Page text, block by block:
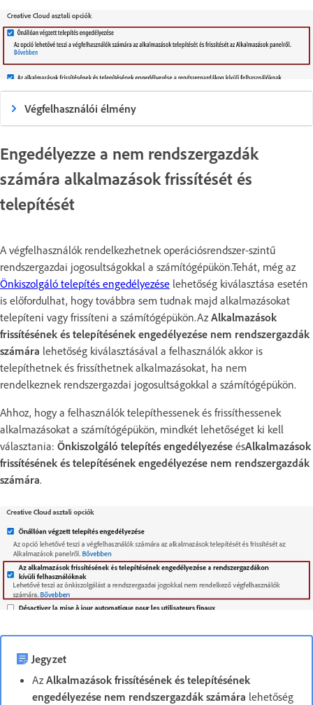
Végfelhasználói élmény
Engedélyezze a nem rendszergazdák
számára alkalmazások frissítését és
telepítését
A végfelhasználók rendelkezhetnek operációsrendszer-szintű
rendszergazdai jogosultságokkal a számítógépükön.Tehát, még az
Önkiszolgáló telepítés engedélyezése lehetőség kiválasztása esetén
is előfordulhat, hogy továbbra sem tudnak majd alkalmazásokat
telepíteni vagy frissíteni a számítógépükön.Az Alkalmazások
frissítésének és telepítésének engedélyezése nem rendszergazdák
számára lehetőség kiválasztásával a felhasználók akkor is
telepíthetnek és frissíthetnek alkalmazásokat, ha nem
rendelkeznek rendszergazdai jogosultságokkal a számítógépükön.
Ahhoz, hogy a felhasználók telepíthessenek és frissíthessenek
alkalmazásokat a számítógépükön, mindkét lehetőséget ki kell
választania: Önkiszolgáló telepítés engedélyezése ésAlkalmazások
frissítésének és telepítésének engedélyezése nem rendszergazdák
számára.
Jegyzet
Az Alkalmazások frissítésének és telepítésének
engedélyezése nem rendszergazdák számára lehetőség